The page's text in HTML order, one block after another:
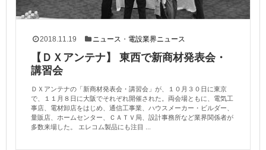
2018.11.19 ニュース ・ 電設業界ニュース
【ＤＸアンテナ】 東西で新商材発表会・
講習会
ＤＸアンテナの「新商材発表会・講習会」が、１０月３０日に東京
で、１１月８日に大阪でそれぞれ開催された。両会場ともに、電気工
事店、電材卸店をはじめ、通信工事業、ハウスメーカー・ビルダー、
量販店、ホームセンター、ＣＡＴＶ局、設計事務所など業界関係者が
多数来場した。 エレコム製品にも注目 ...